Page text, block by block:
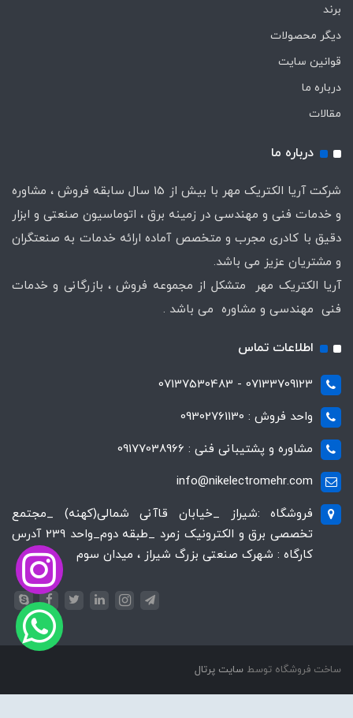
برند
دیگر محصولات
قوانین سایت
درباره ما
مقالات
درباره ما
شرکت آریا الکتریک مهر با بیش از 15 سال سابقه فروش ، مشاوره
و خدمات فنی و مهندسی در زمینه برق ، اتوماسیون صنعتی و ابزار
دقیق با کادری مجرب و متخصص آماده ارائه خدمات به صنعتگران
و مشتریان عزیز می باشد.
آریا الکتریک مهر متشکل از مجموعه فروش ، بازرگانی و خدمات
فنی مهندسی و مشاوره می باشد .
اطلاعات تماس
07133709123 - 07137530483
واحد فروش : 09302761130
مشاوره و پشتیبانی فنی : 09177038966
info@nikelectromehr.com
فروشگاه :شیراز _خیابان قاآنی شمالی(کهنه) _مجتمع
تخصصی برق و الکترونیک زمرد _طبقه دوم_واحد 239 آدرس
کارگاه : شهرک صنعتی بزرگ شیراز ، میدان سوم
ساخت فروشگاه توسط سایت پرتال